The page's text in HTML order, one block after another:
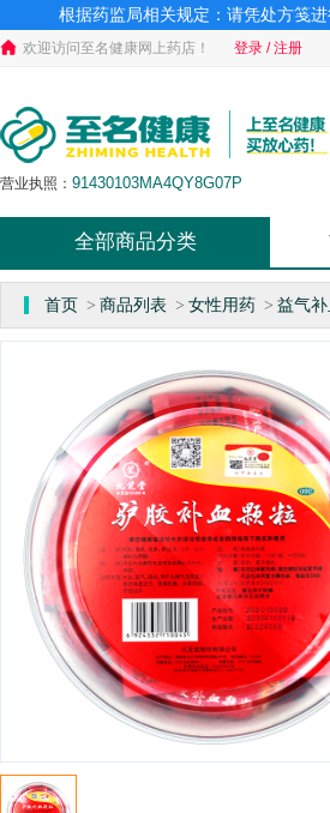
根据药监局相关规定：请凭处方笺
欢迎访问至名健康网上药店！ 登录 / 注册
营业执照： 91430103MA4QY8G07P
药品经营许可证：湘BA7310602
医疗器械许可证： 湘长市场监械经营许号
第二类医疗器械许可证：湘长食药监械经营备
互联网药品信息服务资格证： （湘）-非经营性-
全部商品分类
首页 > 商品列表 > 女性用药 > 益气补